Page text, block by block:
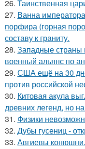
26. Таинственная
27. Ванна
порфира (горная
составу к граниту.
28. Западные страны
военный альянс по
29. США ещё на 30
против российской
30. Китовая акула
древних легенд, но
31. Физики
32. Дубы гусениц -
33. Авгиевы